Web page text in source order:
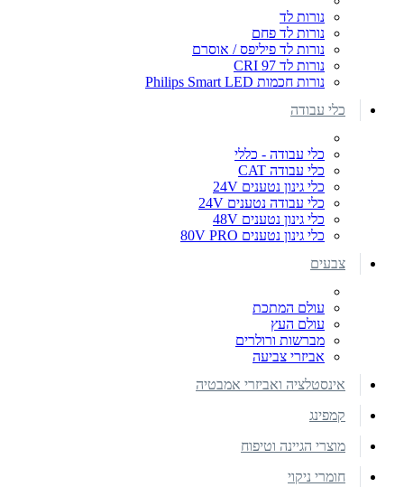
נורות לד
נורות לד פחם
נורות לד פיליפס / אוסרם
נורות לד CRI 97
נורות חכמות Philips Smart LED
כלי עבודה
כלי עבודה - כללי
כלי עבודה CAT
כלי גינון נטענים 24V
כלי עבודה נטענים 24V
כלי גינון נטענים 48V
כלי גינון נטענים 80V PRO
צבעים
עולם המתכת
עולם העץ
מברשות ורולרים
אביזרי צביעה
אינסטלציה ואביזרי אמבטיה
קמפינג
מוצרי הגיינה וטיפוח
חומרי ניקוי